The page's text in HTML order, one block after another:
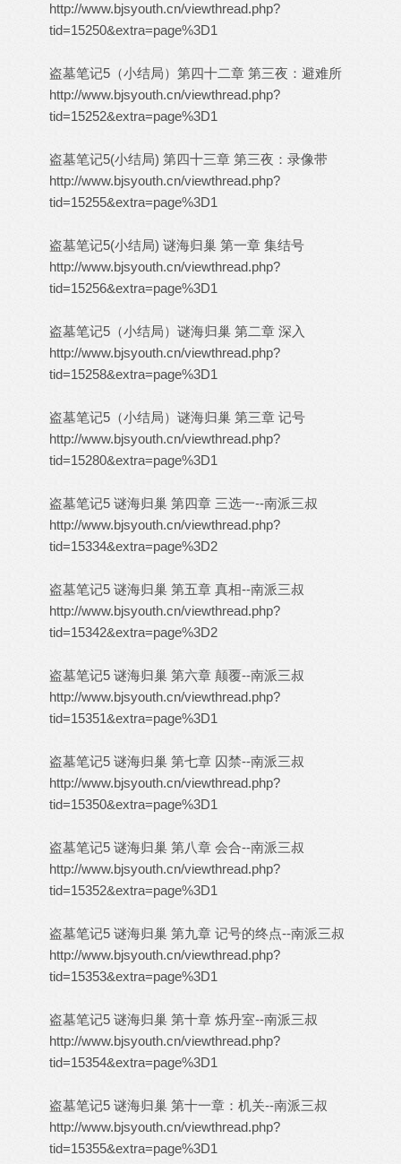
http://www.bjsyouth.cn/viewthread.php?
tid=15250&extra=page%3D1
盗墓笔记5（小结局）第四十二章 第三夜：避难所
http://www.bjsyouth.cn/viewthread.php?
tid=15252&extra=page%3D1
盗墓笔记5(小结局) 第四十三章 第三夜：录像带
http://www.bjsyouth.cn/viewthread.php?
tid=15255&extra=page%3D1
盗墓笔记5(小结局) 谜海归巢 第一章 集结号
http://www.bjsyouth.cn/viewthread.php?
tid=15256&extra=page%3D1
盗墓笔记5（小结局）谜海归巢 第二章 深入
http://www.bjsyouth.cn/viewthread.php?
tid=15258&extra=page%3D1
盗墓笔记5（小结局）谜海归巢 第三章 记号
http://www.bjsyouth.cn/viewthread.php?
tid=15280&extra=page%3D1
盗墓笔记5 谜海归巢 第四章 三选一--南派三叔
http://www.bjsyouth.cn/viewthread.php?
tid=15334&extra=page%3D2
盗墓笔记5 谜海归巢 第五章 真相--南派三叔
http://www.bjsyouth.cn/viewthread.php?
tid=15342&extra=page%3D2
盗墓笔记5 谜海归巢 第六章 颠覆--南派三叔
http://www.bjsyouth.cn/viewthread.php?
tid=15351&extra=page%3D1
盗墓笔记5 谜海归巢 第七章 囚禁--南派三叔
http://www.bjsyouth.cn/viewthread.php?
tid=15350&extra=page%3D1
盗墓笔记5 谜海归巢 第八章 会合--南派三叔
http://www.bjsyouth.cn/viewthread.php?
tid=15352&extra=page%3D1
盗墓笔记5 谜海归巢 第九章 记号的终点--南派三叔
http://www.bjsyouth.cn/viewthread.php?
tid=15353&extra=page%3D1
盗墓笔记5 谜海归巢 第十章 炼丹室--南派三叔
http://www.bjsyouth.cn/viewthread.php?
tid=15354&extra=page%3D1
盗墓笔记5 谜海归巢 第十一章：机关--南派三叔
http://www.bjsyouth.cn/viewthread.php?
tid=15355&extra=page%3D1